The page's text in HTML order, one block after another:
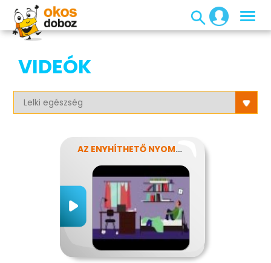
VIDEÓK
AZ ENYHÍTHETŐ NYOMÁS - STRESSZ